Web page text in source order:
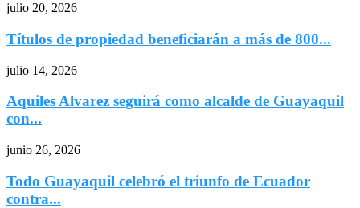
julio 20, 2026
Títulos de propiedad beneficiarán a más de 800...
julio 14, 2026
Aquiles Alvarez seguirá como alcalde de Guayaquil
con...
junio 26, 2026
Todo Guayaquil celebró el triunfo de Ecuador
contra...